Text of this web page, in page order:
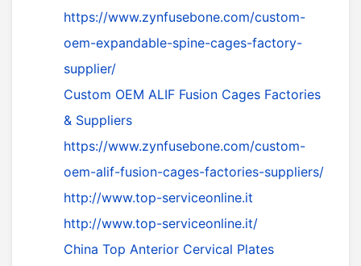
https://www.zynfusebone.com/custom-
oem-expandable-spine-cages-factory-
supplier/
Custom OEM ALIF Fusion Cages Factories
& Suppliers
https://www.zynfusebone.com/custom-
oem-alif-fusion-cages-factories-suppliers/
http://www.top-serviceonline.it
http://www.top-serviceonline.it/
China Top Anterior Cervical Plates